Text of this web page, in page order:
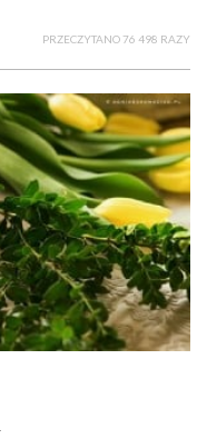
PRZECZYTANO 76 498 RAZY